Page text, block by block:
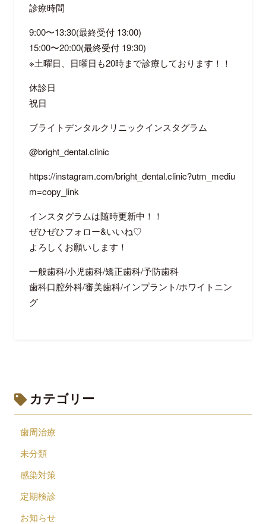
診療時間
9:00〜13:30(最終受付 13:00)
15:00〜20:00(最終受付 19:30)
※土曜日、日曜日も20時まで診療しております！！
休診日
祝日
ブライトデンタルクリニックインスタグラム
@bright_dental.clinic
https://instagram.com/bright_dental.clinic?utm_mediu
m=copy_link
インスタグラムは随時更新中！！
ぜひぜひフォロー&いいね♡
よろしくお願いします！
一般歯科/小児歯科/矯正歯科/予防歯科
歯科口腔外科/審美歯科/インプラント/ホワイトニン
グ
カテゴリー
歯周治療
未分類
感染対策
定期検診
お知らせ